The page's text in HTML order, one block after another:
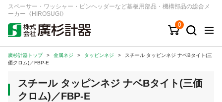
スペーサー・ワッシャー・ピンヘッダーなど基板用部品・機構部品の総合メ
ーカー《HIROSUGI》
0
キーワード 品番/シリーズ
商品カテゴリから探す
ジャンルから探す
廣杉計器トップ > 金属ネジ > タッピンネジ >
スチール タッピンネジ ナベBタイト(三
価クロム)／FBP-E
スチール タッピンネジ ナベBタイト(三価
クロム)／FBP-E